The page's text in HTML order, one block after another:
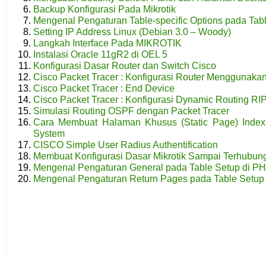
Backup Konfigurasi Pada Mikrotik
Mengenal Pengaturan Table-specific Options pada
Setting IP Address Linux (Debian 3.0 – Woody)
Langkah Interface Pada MIKROTIK
Instalasi Oracle 11gR2 di OEL 5
Konfigurasi Dasar Router dan Switch Cisco
Cisco Packet Tracer : Konfigurasi Router
Cisco Packet Tracer : End Device
Cisco Packet Tracer : Konfigurasi Dynamic Routing
Simulasi Routing OSPF dengan Packet Tracer
Cara Membuat Halaman Khusus (Static Page)
System
CISCO Simple User Radius Authentification
Membuat Konfigurasi Dasar Mikrotik Sampai
Mengenal Pengaturan General pada Table Setup di
Mengenal Pengaturan Return Pages pada Table